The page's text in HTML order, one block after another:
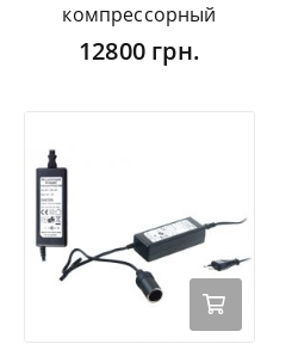
компрессорный
12800 грн.